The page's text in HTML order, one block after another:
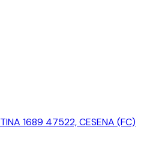
1689 47522, CESENA (FC)